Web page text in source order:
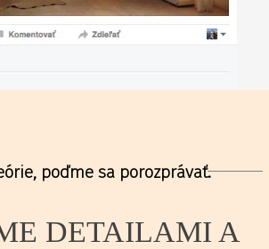
poďme sa porozprávať.
DETAILAMI A